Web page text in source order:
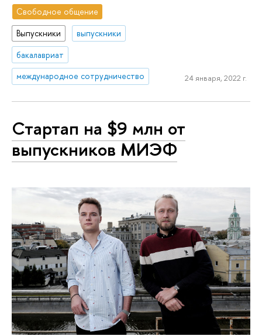
Свободное общение
Выпускники
выпускники
бакалавриат
международное сотрудничество
24 января, 2022 г.
Стартап на $9 млн от
выпускников МИЭФ